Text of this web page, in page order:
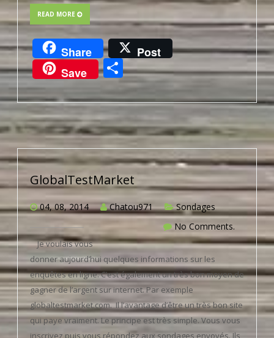
READ MORE
Share
Post
Save
Partager
GlobalTestMarket
04, 08, 2014 Chatou971
Sondages
No Comments.
Je voulais vous
donner aujourd’hui quelques informations sur les
enquêtes en ligne. C’est également un très bon moyen de
gagner de l’argent sur internet. Par exemple
globaltestmarket.com. Il l’avantage d’être un très bon site
qui paye vraiment. Le principe est très simple. Vous vous
inscrivez puis vous répondez aux sondages envoyés. Ils